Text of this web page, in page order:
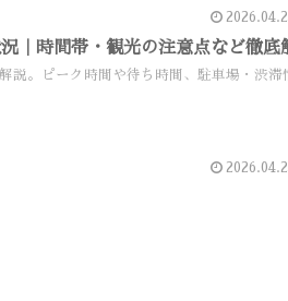
｜時間帯・観光の注意点など徹底
説。ピーク時間や待ち時間、駐車場・渋滞